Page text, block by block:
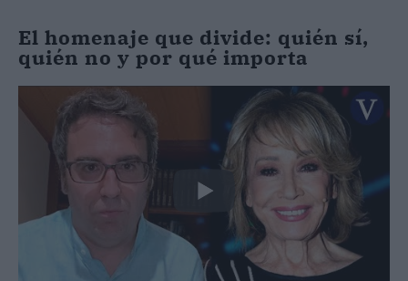
El homenaje que divide: quién sí,
quién no y por qué importa